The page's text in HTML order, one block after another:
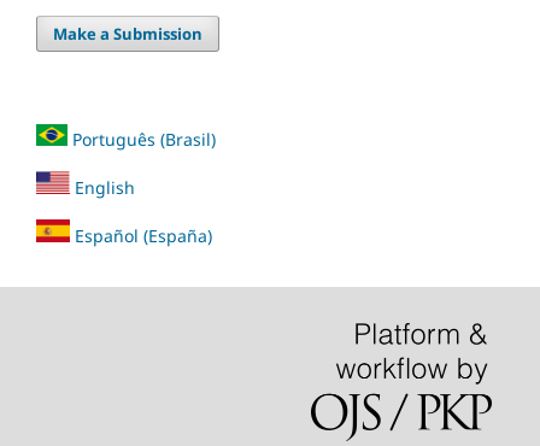
Make a Submission
Português (Brasil)
English
Español (España)